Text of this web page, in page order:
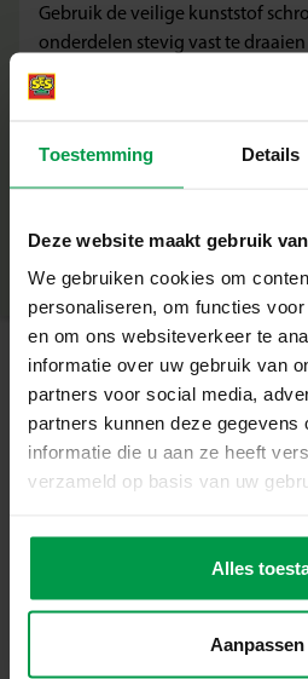
Toestemming Details
Deze website maakt gebruik
We gebruiken cookies om
personaliseren, om functies
en om ons websiteverkeer te
informatie over uw gebruik van
partners voor social media,
partners kunnen deze gegevens
informatie die u aan ze heeft
verzameld op basis van uw
Alles
Aanpassen
Gebruik de veilige kunststof
onderdelen stevig vast te
helicopter en terreinwagen stap
komen. Klaar met spelen?
en leergenot voor kleine
De onderdelen kunnen steeds
geschroefd worden voor
Stimuleert probleemoplossend
redeneren
Bevordert de ontwikkeling van
oogcoördinatie
Bevat veilige kunststof
+
Productnummer
Deel dit product
Gerelateerde
Vingerverf
kleuren x